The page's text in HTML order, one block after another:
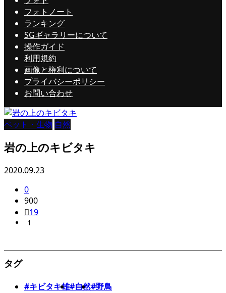
フォトノート
ランキング
SGギャラリーについて
操作ガイド
利用規約
画像と権利について
プライバシーポリシー
お問い合わせ
ペット・生物 自然
岩の上のキビタキ
2020.09.23
0
900
19
1
タグ
#キビタキ雄#自然#野鳥